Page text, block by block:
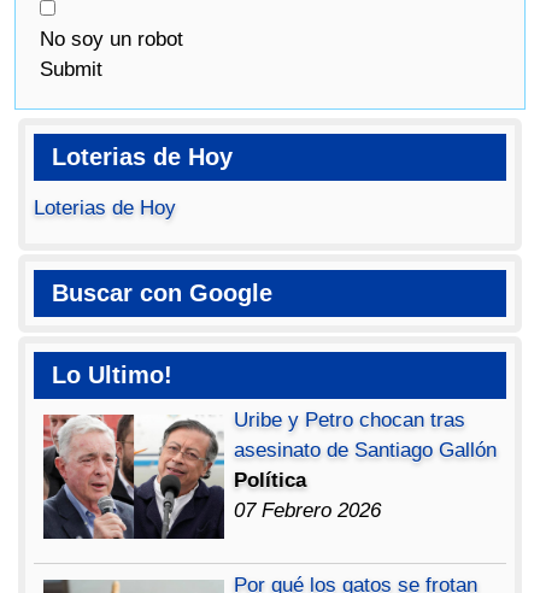
No soy un robot
Submit
Loterias de Hoy
Loterias de Hoy
Buscar con Google
Lo Ultimo!
Uribe y Petro chocan tras
asesinato de Santiago Gallón
Política
07 Febrero 2026
Por qué los gatos se frotan